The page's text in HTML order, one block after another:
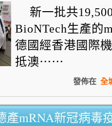
新一批共
BioNTech生產的
德國經香港國際
抵澳⋯⋯
發佈在 全
產mRNA新冠病毒